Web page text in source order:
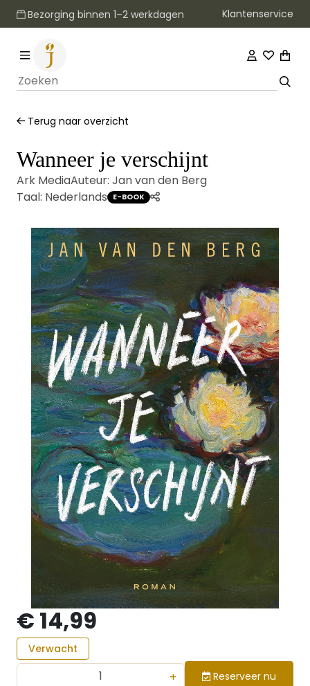
Bezorging binnen 1–2 werkdagen Klantenservice
Terug naar overzicht
Wanneer je verschijnt
Ark MediaAuteur: Jan van den Berg
Taal: Nederlands E-BOOK
€ 14,99
Verwacht
+ Reserveer nu